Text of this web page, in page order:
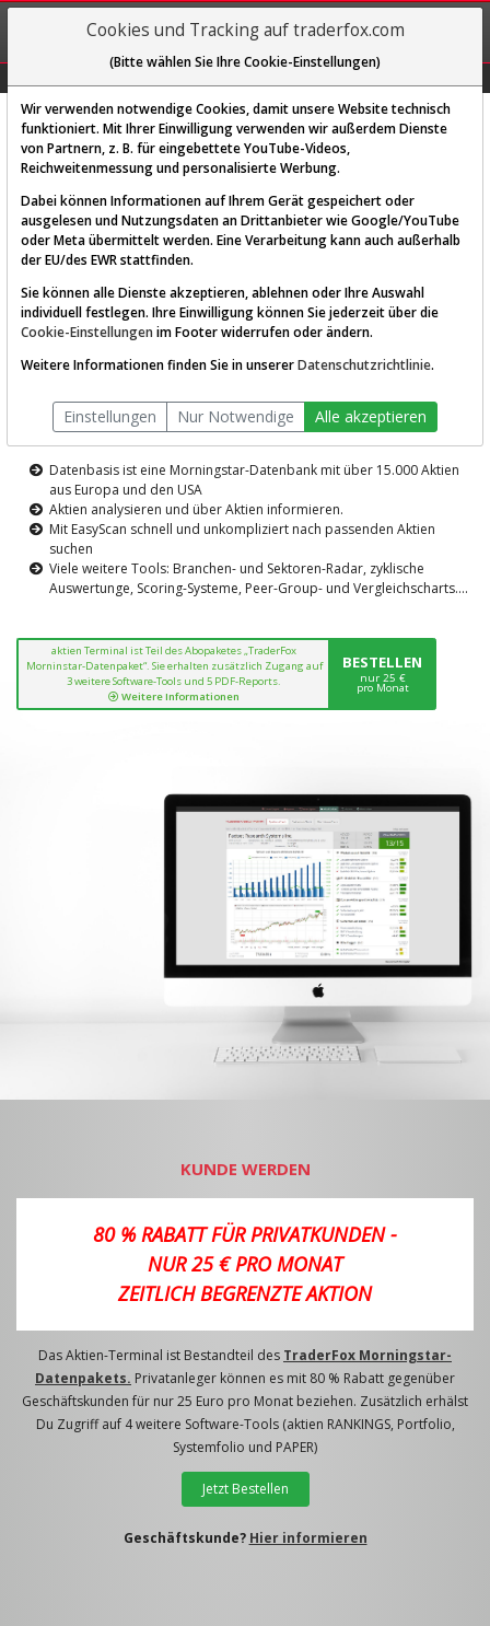
REGIS-
TRIEREN
Diese Funktion ist nur für
AKTIEN-TERMINAL
Die Aktienanalyse-Plattform von
TraderFox
Datenbasis ist eine Morningstar-Datenbank mit über 15.000 Aktien
aus Europa und den USA
Aktien analysieren und über Aktien informieren.
Mit EasyScan schnell und unkompliziert nach passenden Aktien
suchen
Viele weitere Tools: Branchen- und Sektoren-Radar, zyklische
Auswertunge, Scoring-Systeme, Peer-Group- und Vergleichscharts....
aktien Terminal ist Teil des Abopaketes „TraderFox
Morninstar-Datenpaket“. Sie erhalten zusätzlich Zugang auf
3 weitere Software-Tools und 5 PDF-Reports.
Weitere Informationen
BESTELLEN
nur 25 €
pro Monat
KUNDE WERDEN
80 % RABATT FÜR PRIVATKUNDEN -
NUR 25 € PRO MONAT
ZEITLICH BEGRENZTE AKTION
Das Aktien-Terminal ist Bestandteil des TraderFox Morningstar-
Datenpakets. Privatanleger können es mit 80 % Rabatt gegenüber
Geschäftskunden für nur 25 Euro pro Monat beziehen. Zusätzlich erhälst
Du Zugriff auf 4 weitere Software-Tools (aktien RANKINGS, Portfolio,
Systemfolio und PAPER)
Jetzt Bestellen
Geschäftskunde? Hier informieren
Cookies und Tracking auf traderfox.com
(Bitte wählen Sie Ihre Cookie-Einstellungen)
Wir verwenden notwendige Cookies, damit unsere Website technisch
funktioniert. Mit Ihrer Einwilligung verwenden wir außerdem Dienste
von Partnern, z. B. für eingebettete YouTube-Videos,
Reichweitenmessung und personalisierte Werbung.
Dabei können Informationen auf Ihrem Gerät gespeichert oder
ausgelesen und Nutzungsdaten an Drittanbieter wie Google/YouTube
oder Meta übermittelt werden. Eine Verarbeitung kann auch außerhalb
der EU/des EWR stattfinden.
Sie können alle Dienste akzeptieren, ablehnen oder Ihre Auswahl
individuell festlegen. Ihre Einwilligung können Sie jederzeit über die
Cookie-Einstellungen im Footer widerrufen oder ändern.
Weitere Informationen finden Sie in unsererDatenschutzrichtlinie.
Einstellungen Nur Notwendige Alle akzeptieren